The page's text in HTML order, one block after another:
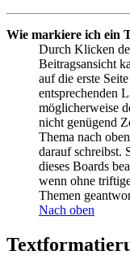
Wie markiere ich ein
Durch Klicken
Beitragsansicht
auf die erste
entsprechenden
möglicherweise
nicht genügend
Thema nach
darauf schreibst.
dieses Boards
wenn ohne
Themen
Nach oben